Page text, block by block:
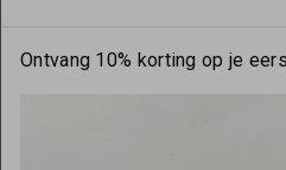
OPENINGSTIJDEN
Ontvang 10% korting op je